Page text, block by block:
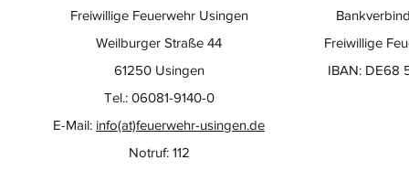
Freiwillige
IBAN: DE68
Freiwillige Feuerwehr Usingen
Weilburger Straße 44
61250 Usingen
Tel.: 06081-9140-0
E-Mail: info(at)feuerwehr-usingen.de
Notruf: 112